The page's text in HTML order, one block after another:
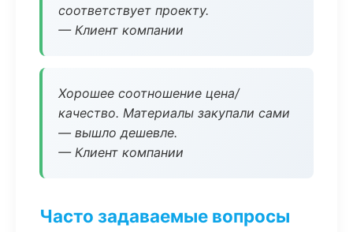
соответствует проекту.
— Клиент компании
Хорошее соотношение цена/
качество. Материалы закупали сами
— вышло дешевле.
— Клиент компании
Часто задаваемые вопросы